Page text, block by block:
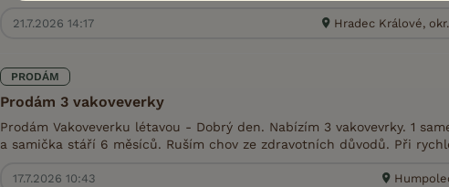
21.7.2026 14:17 Hradec Králové,
PRODÁM
Prodám 3 vakoveverky
Prodám Vakoveverku létavou - Dobrý den. Nabízím 3 vakovevrky. 1
a samička stáří 6 měsíců. Ruším chov ze zdravotních důvodů. Při
17.7.2026 10:43